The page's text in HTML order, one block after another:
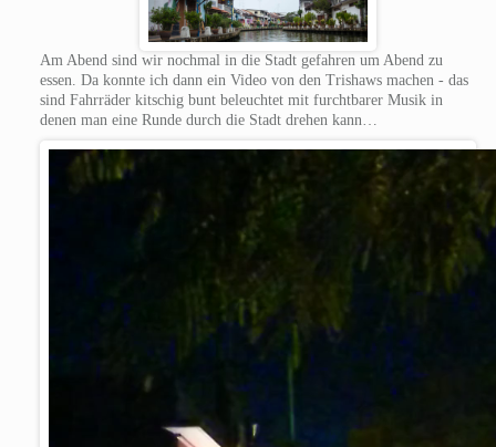
Am Abend sind wir nochmal in die Stadt gefahren um Abend zu
essen. Da konnte ich dann ein Video von den Trishaws machen - das
sind Fahrräder kitschig bunt beleuchtet mit furchtbarer Musik in
denen man eine Runde durch die Stadt drehen kann…